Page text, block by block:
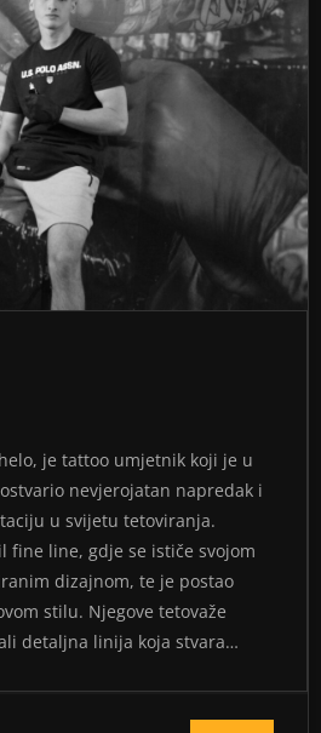
je tattoo umjetnik koji je u
nevjerojatan napredak i
u svijetu tetoviranja.
fine line, gdje se ističe svojom
dizajnom, te je postao
stilu. Njegove tetovaže
detaljna linija koja stvara…